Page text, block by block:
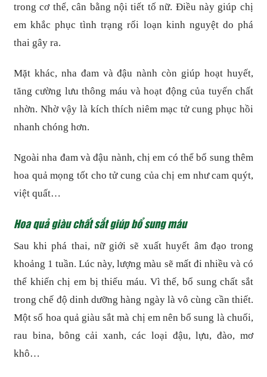
trong cơ thể, cân bằng nội tiết tố nữ. Điều này giúp chị
em khắc phục tình trạng rối loạn kinh nguyệt do phá
thai gây ra.
Mặt khác, nha đam và đậu nành còn giúp hoạt huyết,
tăng cường lưu thông máu và hoạt động của tuyến chất
nhờn. Nhờ vậy là kích thích niêm mạc tử cung phục hồi
nhanh chóng hơn.
Ngoài nha đam và đậu nành, chị em có thể bổ sung thêm
hoa quả mọng tốt cho tử cung của chị em như cam quýt,
việt quất…
Hoa quả giàu chất sắt giúp bổ sung máu
Sau khi phá thai, nữ giới sẽ xuất huyết âm đạo trong
khoảng 1 tuần. Lúc này, lượng màu sẽ mất đi nhiều và có
thể khiến chị em bị thiếu máu. Vì thế, bổ sung chất sắt
trong chế độ dinh dưỡng hàng ngày là vô cùng cần thiết.
Một số hoa quả giàu sắt mà chị em nên bổ sung là chuối,
rau bina, bông cải xanh, các loại đậu, lựu, đào, mơ
khô…